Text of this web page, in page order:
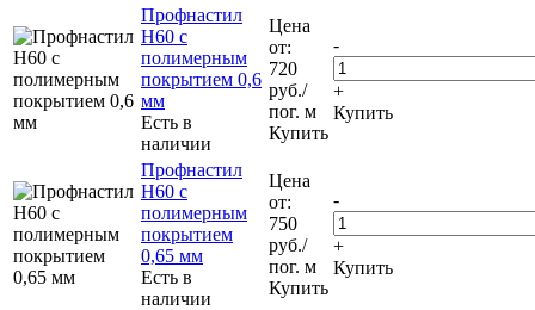
Профнастил
Н60 с
полимерным
покрытием 0,6
мм
Есть в
наличии
Цена
от:
720
руб./
пог. м
Купить
-
+
Купить
Профнастил
Н60 с
полимерным
покрытием
0,65 мм
Есть в
наличии
Цена
от:
750
руб./
пог. м
Купить
-
+
Купить